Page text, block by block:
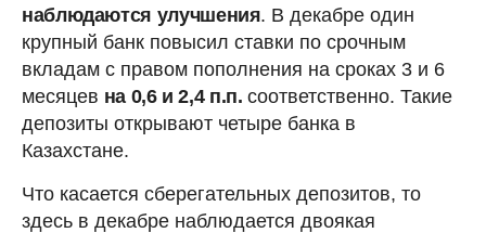
наблюдаются улучшения. В декабре один
крупный банк повысил ставки по срочным
вкладам с правом пополнения на сроках 3 и 6
месяцев на 0,6 и 2,4 п.п.соответственно. Такие
депозиты открывают четыре банка в
Казахстане.
Что касается сберегательных депозитов, то
здесь в декабре наблюдается двоякая